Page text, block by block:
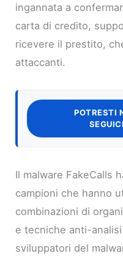
ingannata a
carta di credito,
ricevere il prestito,
attaccanti.
POTRESTI
Il malware FakeCalls
campioni che hanno
combinazioni di
e tecniche anti-
sviluppatori del